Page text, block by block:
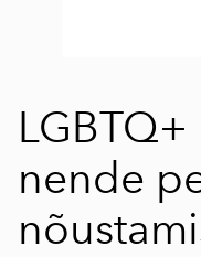
nende